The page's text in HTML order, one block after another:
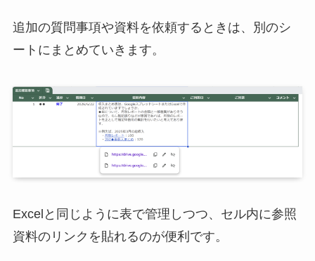
追加の質問事項や資料を依頼するときは、別のシ
ートにまとめていきます。
Excelと同じように表で管理しつつ、セル内に参照
資料のリンクを貼れるのが便利です。